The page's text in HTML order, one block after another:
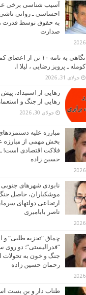
آسیب شناسی برخی
احساسی ـ روانی ناشی
به حقوق توسط قدرت
صدارت
نگاهی به نامه ۱۰ تن از
کومله ـ پرویز رضایی ، لیلا ا.
جولای 31, 2026
رهایی از استبداد،
رهایی از جنگ و استعمار
جولای 30, 2026
مبارزه علیه
بخش مهمی از مبارزه
فلاکت اقتصادی است!
حسین زاده
نابودی شهرهای جنوبی
موشکباران، حاصل
ارتجاعی دولتهای
ناصر بابامیری
چماق “تجزیه طلبی” و
“فدرالیستی”: دو روی
جنگ و خون به تحولات
رحمان حسین زاده
طناب دار و بن بست